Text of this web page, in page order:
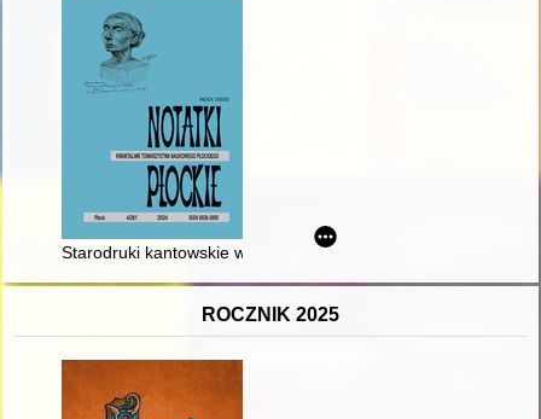
Starodruki kantowskie w zbiorach Biblioteki im. Zielińskich
ROCZNIK 2025